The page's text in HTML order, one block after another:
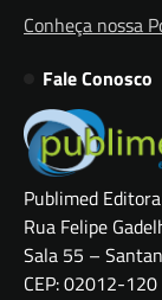
Conheça nossa
Fale Conosco
Publimed
Rua Felipe
Sala 55 –
CEP: 02012-